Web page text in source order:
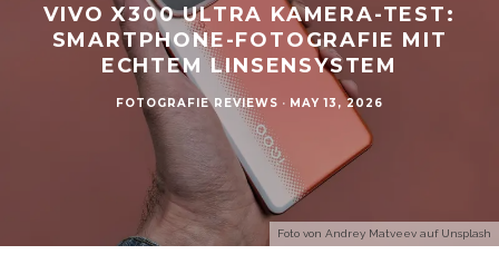
Foto von Andrey Matveev auf Unsplash
VIVO X300 ULTRA KAMERA-TEST:
SMARTPHONE-FOTOGRAFIE MIT
ECHTEM LINSENSYSTEM
FOTOGRAFIE REVIEWS · MAY 13, 2026